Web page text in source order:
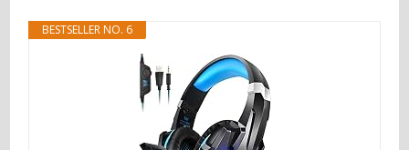
BESTSELLER NO. 6